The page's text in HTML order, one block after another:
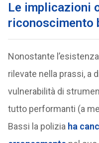
Le implicazioni
riconoscimento
Nonostante
rilevate nella prassi, a
vulnerabilità di
tutto performanti (a
Bassi la polizia ha